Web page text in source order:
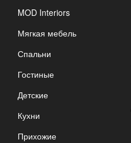
MOD Interiors
Мягкая мебель
Спальни
Гостиные
Детские
Кухни
Прихожие